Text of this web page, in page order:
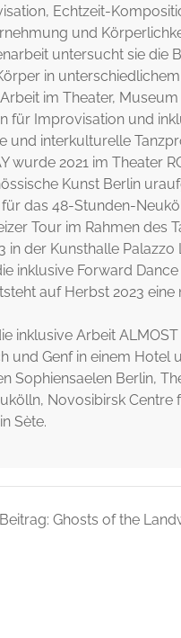
Echtzeit-
und
untersucht sie die
in
im Theater,
für Improvisation und
und interkulturelle
wurde 2021 im Theater
Kunst Berlin
das 48-Stunden-
Tour im Rahmen des
in der Kunsthalle
inklusive Forward
auf Herbst 2023
inklusive Arbeit ALMOST
und Genf in einem
Sophiensaelen Berlin,
Novosibirsk Centre
Sète.
Ghosts of the